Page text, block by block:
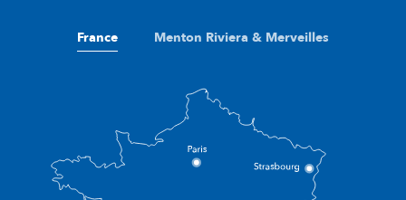
France Menton Riviera & Merveilles